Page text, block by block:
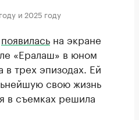
и 2025 году
появилась на экране
«Ералаш» в юном
в трех эпизодах. Ей
свою жизнь
в съемках решила